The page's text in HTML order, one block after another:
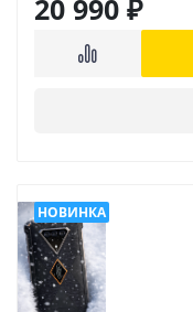
20 990 ₽